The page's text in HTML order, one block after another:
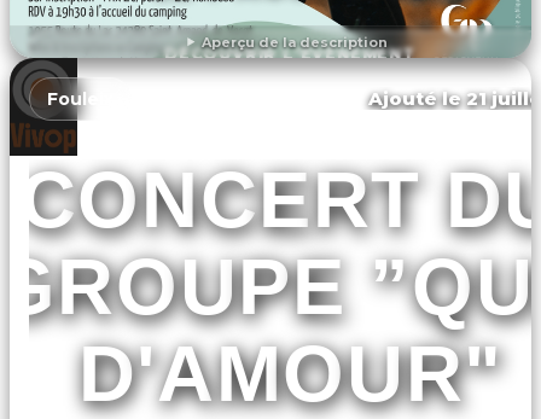
Aperçu de la description
DÉCOUVRIR L'ÉVÉNEMENT
Fouleix Ajouté le 21
CONCERT
D'AMOUR"